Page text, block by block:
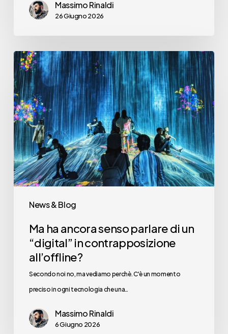
Massimo Rinaldi
26 Giugno 2026
News & Blog
Ma
ha
ancora
senso
parlare
di
un
“digital”
in
all’offline?
Ma ha ancora senso parlare di un
“digital” in contrapposizione
all’offline?
Secondo noi no, ma vediamo perchè. C'è un momento
preciso in ogni tecnologia che una…
Massimo Rinaldi
6 Giugno 2026